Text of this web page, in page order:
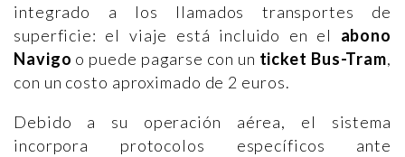
integrado a los llamados transportes de
superficie: el viaje está incluido en el abono
Navigo o puede pagarse con un ticket Bus-Tram,
con un costo aproximado de 2 euros.
Debido a su operación aérea, el sistema
incorpora protocolos específicos ante